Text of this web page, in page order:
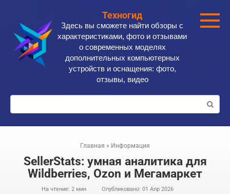
контенту
Техногид
Здесь вы сможете найти обзоры с
характеристиками, фото и отзывами
о современных моделях
дополнительных компьютерных
устройств и оснащения: фото,
отзывы, видео
Поиск:
Главная » Информация
SellerStats: умная аналитика для
Wildberries, Ozon и Мегамаркет
На чтение: 2 мин Опубликовано: 01 Апр 2026